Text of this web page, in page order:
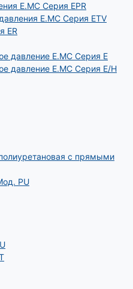
E.MC Серия EPR
E.MC Серия ETV
ER
давление E.MC Серия E
давление E.MC Серия E/H
с прямыми
РU